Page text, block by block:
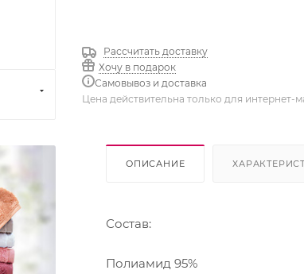
Рассчитать доставку
Хочу в подарок
Самовывоз и доставка
Цена действительна только для интернет-
ОПИСАНИЕ
Состав:
Полиамид 95%